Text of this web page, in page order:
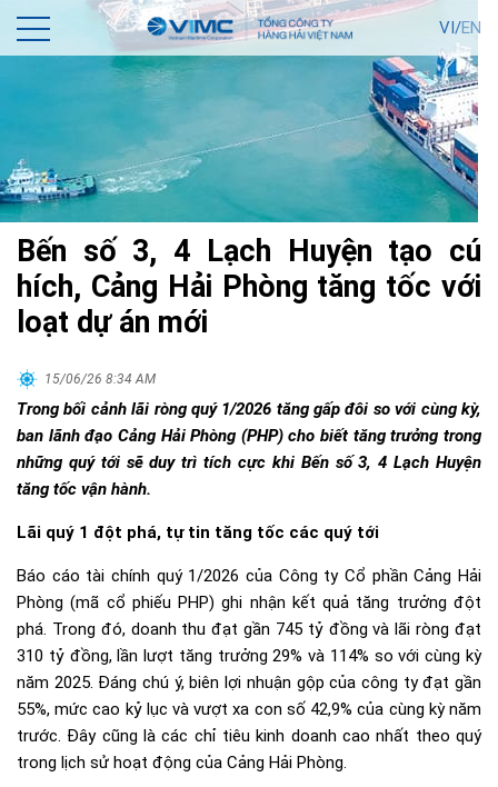
VI/EN
Bến số 3, 4 Lạch Huyện tạo cú
hích, Cảng Hải Phòng tăng tốc với
loạt dự án mới
15/06/26 8:34 AM
Trong bối cảnh lãi ròng quý 1/2026 tăng gấp đôi so với cùng kỳ,
ban lãnh đạo Cảng Hải Phòng (PHP) cho biết tăng trưởng trong
những quý tới sẽ duy trì tích cực khi Bến số 3, 4 Lạch Huyện
tăng tốc vận hành.
Lãi quý 1 đột phá, tự tin tăng tốc các quý tới
Báo cáo tài chính quý 1/2026 của Công ty Cổ phần Cảng Hải
Phòng (mã cổ phiếu PHP) ghi nhận kết quả tăng trưởng đột
phá. Trong đó, doanh thu đạt gần 745 tỷ đồng và lãi ròng đạt
310 tỷ đồng, lần lượt tăng trưởng 29% và 114% so với cùng kỳ
năm 2025. Đáng chú ý, biên lợi nhuận gộp của công ty đạt gần
55%, mức cao kỷ lục và vượt xa con số 42,9% của cùng kỳ năm
trước. Đây cũng là các chỉ tiêu kinh doanh cao nhất theo quý
trong lịch sử hoạt động của Cảng Hải Phòng.